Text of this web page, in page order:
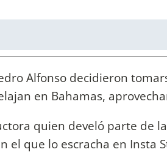
Alfonso decidieron
en Bahamas,
quien develó parte de
el que lo escracha en Insta